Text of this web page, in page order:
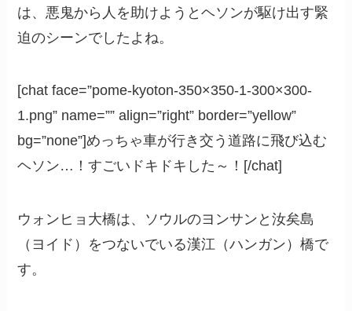
は、悪鬼から人を助けようとヘソンが駆け出す緊
迫のシーンでしたよね。
[chat face=”pome-kyoton-350×350-1-300×300-
1.png” name=”” align=”right” border=”yellow”
bg=”none”]めっちゃ車が行き交う道路に飛び込む
ヘソン…！すごいドキドキした～！[/chat]
ウォンヒョ大橋は、ソウルのヨンサンと汝矣島
（ヨイド）をつないでいる漢江（ハンガン）橋で
す。